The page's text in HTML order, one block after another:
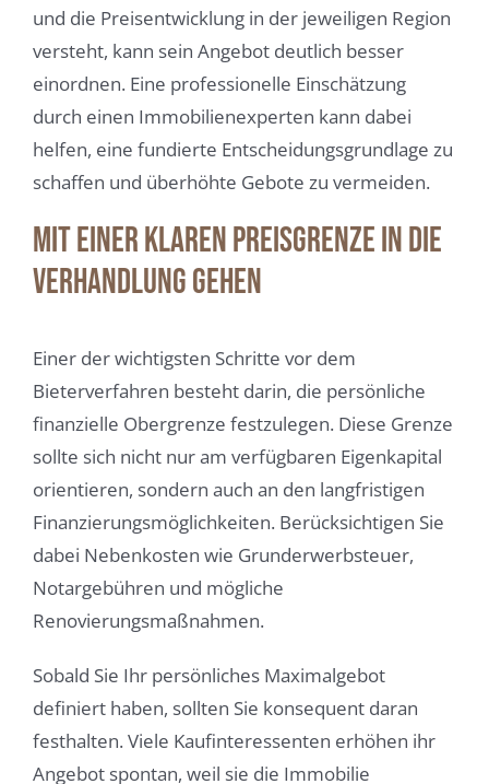
und die Preisentwicklung in der jeweiligen Region
versteht, kann sein Angebot deutlich besser
einordnen. Eine professionelle Einschätzung
durch einen Immobilienexperten kann dabei
helfen, eine fundierte Entscheidungsgrundlage zu
schaffen und überhöhte Gebote zu vermeiden.
Mit einer klaren Preisgrenze in die
Verhandlung gehen
Einer der wichtigsten Schritte vor dem
Bieterverfahren besteht darin, die persönliche
finanzielle Obergrenze festzulegen. Diese Grenze
sollte sich nicht nur am verfügbaren Eigenkapital
orientieren, sondern auch an den langfristigen
Finanzierungsmöglichkeiten. Berücksichtigen Sie
dabei Nebenkosten wie Grunderwerbsteuer,
Notargebühren und mögliche
Renovierungsmaßnahmen.
Sobald Sie Ihr persönliches Maximalgebot
definiert haben, sollten Sie konsequent daran
festhalten. Viele Kaufinteressenten erhöhen ihr
Angebot spontan, weil sie die Immobilie